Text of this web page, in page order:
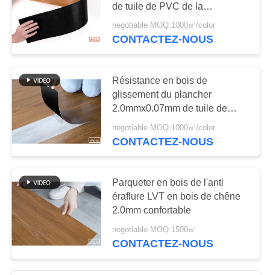
NOUVELLES
DEMANDEZ
UNE
CITATION
PLAN
DU
SITE
PRIVACY
POLICY
plancher de vinyle
de spc
Plancher de vinyle
de PVC
de tuile de PVC de la
résistance de feu Bf1
negotiable MOQ:1000㎡/color
CONTACTEZ-NOUS
Résistance en bois de
glissement du plancher
2.0mmx0.07mm de tuile de
PVC de Resillienct
negotiable MOQ:1000㎡/color
CONTACTEZ-NOUS
Parqueter en bois de l'anti
éraflure LVT en bois de chêne
2.0mm confortable
negotiable MOQ:1500㎡
CONTACTEZ-NOUS